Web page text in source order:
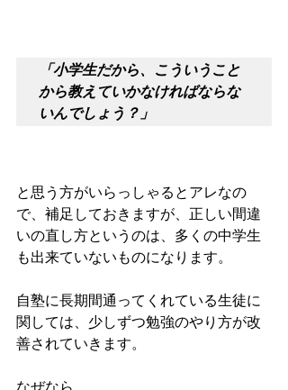
「小学生だから、こういうこと
から教えていかなければならな
いんでしょう？」
と思う方がいらっしゃるとアレなの
で、補足しておきますが、正しい間違
いの直し方というのは、多くの中学生
も出来ていないものになります。
自塾に長期間通ってくれている生徒に
関しては、少しずつ勉強のやり方が改
善されていきます。